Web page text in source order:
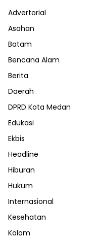
Advertorial
Asahan
Batam
Bencana Alam
Berita
Daerah
DPRD Kota Medan
Edukasi
Ekbis
Headline
Hiburan
Hukum
Internasional
Kesehatan
Kolom